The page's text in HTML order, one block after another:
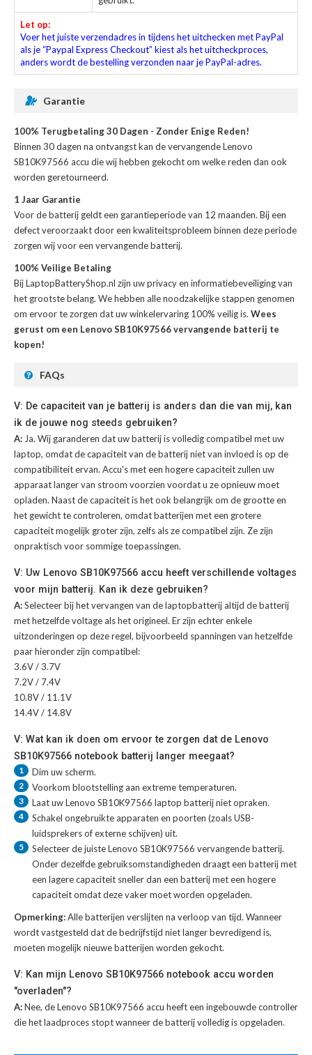
Let op:
Voer het juiste verzendadres in tijdens het uitchecken met PayPal
als je “Paypal Express Checkout” kiest als het uitcheckproces,
anders wordt de bestelling verzonden naar je PayPal-adres.
Garantie
100% Terugbetaling 30 Dagen - Zonder Enige Reden!
Binnen 30 dagen na ontvangst kan devervangende Lenovo
SB10K97566 accu die wij hebben gekocht om welke reden dan ook
worden geretourneerd.
1 Jaar Garantie
Voor debatterij geldt een garantieperiode van 12 maanden. Bij een
defect veroorzaakt door een kwaliteitsprobleem binnen deze periode
zorgen wij voor een vervangende batterij.
100% Veilige Betaling
Bij LaptopBatteryShop.nl zijn uw privacy en informatiebeveiliging van
het grootste belang. We hebben alle noodzakelijke stappen genomen
om ervoor te zorgen dat uw winkelervaring 100% veilig is. Wees
gerust om een Lenovo SB10K97566 vervangende batterij te
kopen!
FAQs
V: De capaciteit van je batterij is anders dan die van mij, kan
ik de jouwe nog steeds gebruiken?
A: Ja. Wij garanderen dat uw batterij is volledig compatibel met uw
laptop, omdat de capaciteit van de batterij niet van invloed is op de
compatibiliteit ervan. Accu's met een hogere capaciteit zullen uw
apparaat langer van stroom voorzien voordat u ze opnieuw moet
opladen. Naast de capaciteit is het ook belangrijk om de grootte en
het gewicht te controleren, omdat batterijen met een grotere
capaciteit mogelijk groter zijn, zelfs als ze compatibel zijn. Ze zijn
onpraktisch voor sommige toepassingen.
V: Uw Lenovo SB10K97566 accu heeft verschillende voltages
voor mijn batterij. Kan ik deze gebruiken?
A:Selecteer bij het vervangen van de laptopbatterij altijd de batterij
met hetzelfde voltage als het origineel. Er zijn echter enkele
uitzonderingen op deze regel, bijvoorbeeld spanningen van hetzelfde
paar hieronder zijn compatibel:
3.6V / 3.7V
7.2V / 7.4V
10.8V / 11.1V
14.4V / 14.8V
V: Wat kan ik doen om ervoor te zorgen dat de Lenovo
SB10K97566 notebook batterij langer meegaat?
1 Dim uw scherm.
2 Voorkom blootstelling aan extreme temperaturen.
3 Laat uwLenovo SB10K97566 laptop batterijniet opraken.
4
Schakel ongebruikte apparaten en poorten (zoals USB-
luidsprekers of externe schijven) uit.
5 Selecteer de juisteLenovo SB10K97566 vervangende batterij.
Onder dezelfde gebruiksomstandigheden draagt een batterij met
een lagere capaciteit sneller dan een batterij met een hogere
capaciteit omdat deze vaker moet worden opgeladen.
Opmerking:Alle batterijen verslijten na verloop van tijd. Wanneer
wordt vastgesteld dat de bedrijfstijd niet langer bevredigend is,
moeten mogelijk nieuwe batterijen worden gekocht.
V: Kan mijn Lenovo SB10K97566 notebook accu worden
"overladen"?
A:Nee, de Lenovo SB10K97566 accu heeft een ingebouwde controller
die het laadproces stopt wanneer de batterij volledig is opgeladen.